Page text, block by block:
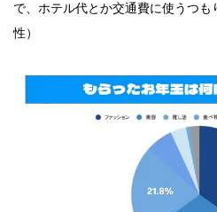
で、ホテル代とか交通費に使うつ
性）